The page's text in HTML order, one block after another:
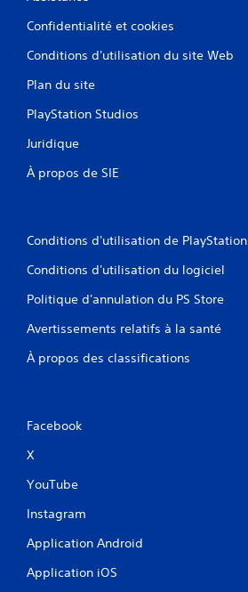
Confidentialité et cookies
Conditions d'utilisation du site Web
Plan du site
PlayStation Studios
Juridique
À propos de SIE
Conditions d'utilisation de PlayStation
Conditions d'utilisation du logiciel
Politique d'annulation du PS Store
Avertissements relatifs à la santé
À propos des classifications
Facebook
X
YouTube
Instagram
Application Android
Application iOS